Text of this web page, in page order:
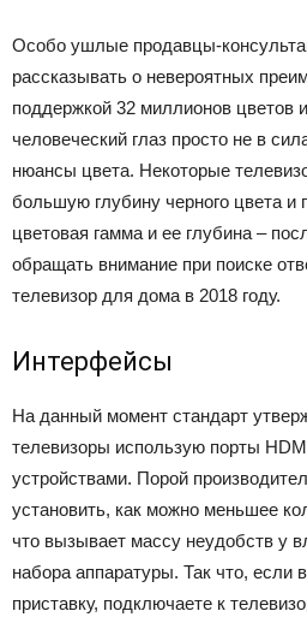
Особо ушлые продавцы-
рассказывать о невероятных
поддержкой 32 миллионов цветов
человеческий глаз просто не в
нюансы цвета. Некоторые
большую глубину черного цвета
цветовая гамма и ее глубина –
обращать внимание при поиске
телевизор для дома в 2018 году.
Интерфейсы
На данный момент стандарт
телевизоры использую порты
устройствами. Порой
установить, как можно меньшее
что вызывает массу неудобств у
набора аппаратуры. Так что, если
приставку, подключаете к